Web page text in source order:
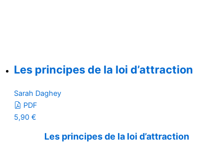
Les principes de la loi d’attraction
Sarah Daghey
PDF
5,90 €
Les principes de la loi d’attraction